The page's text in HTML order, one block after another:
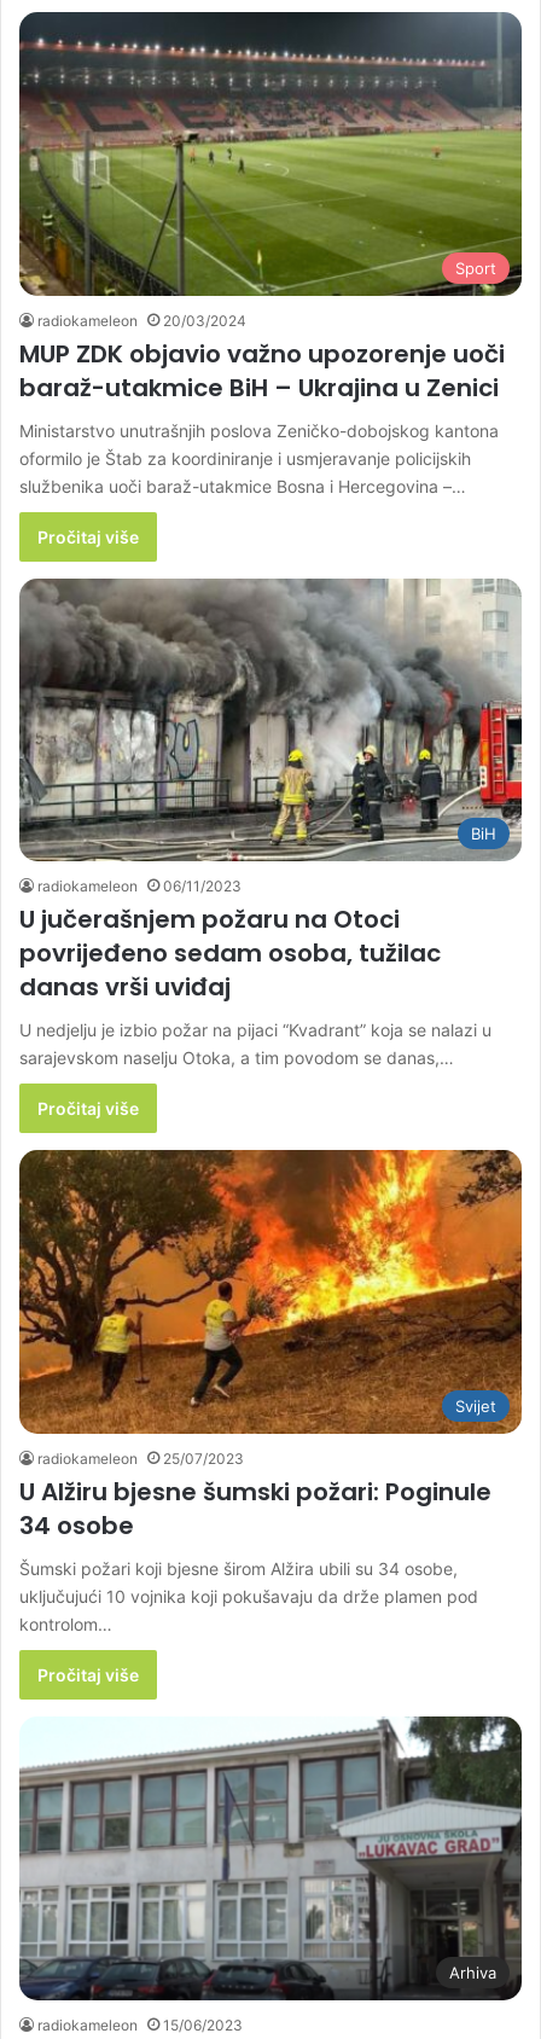
Sport
radiokameleon 20/03/2024
MUP ZDK objavio važno upozorenje uoči
baraž-utakmice BiH – Ukrajina u Zenici
Ministarstvo unutrašnjih poslova Zeničko-dobojskog kantona
oformilo je Štab za koordiniranje i usmjeravanje policijskih
službenika uoči baraž-utakmice Bosna i Hercegovina –…
Pročitaj više
BiH
radiokameleon 06/11/2023
U jučerašnjem požaru na Otoci
povrijeđeno sedam osoba, tužilac
danas vrši uviđaj
U nedjelju je izbio požar na pijaci “Kvadrant” koja se nalazi u
sarajevskom naselju Otoka, a tim povodom se danas,…
Pročitaj više
Svijet
radiokameleon 25/07/2023
U Alžiru bjesne šumski požari: Poginule
34 osobe
Šumski požari koji bjesne širom Alžira ubili su 34 osobe,
uključujući 10 vojnika koji pokušavaju da drže plamen pod
kontrolom…
Pročitaj više
Arhiva
radiokameleon 15/06/2023